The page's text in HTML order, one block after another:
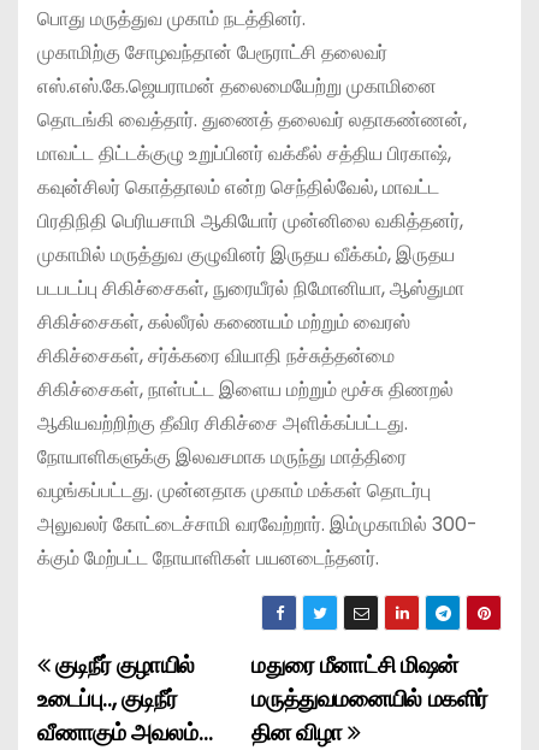
பொது மருத்துவ முகாம் நடத்தினர்.
முகாமிற்கு சோழவந்தான் பேரூராட்சி தலைவர்
எஸ்.எஸ்.கே.ஜெயராமன் தலைமையேற்று முகாமினை
தொடங்கி வைத்தார். துணைத் தலைவர் லதாகண்ணன்,
மாவட்ட திட்டக்குழு உறுப்பினர் வக்கீல் சத்திய பிரகாஷ்,
கவுன்சிலர் கொத்தாலம் என்ற செந்தில்வேல், மாவட்ட
பிரதிநிதி பெரியசாமி ஆகியோர் முன்னிலை வகித்தனர்,
முகாமில் மருத்துவ குழுவினர் இருதய வீக்கம், இருதய
படபடப்பு சிகிச்சைகள், நுரையீரல் நிமோனியா, ஆஸ்துமா
சிகிச்சைகள், கல்லீரல் கணையம் மற்றும் வைரஸ்
சிகிச்சைகள், சர்க்கரை வியாதி நச்சுத்தன்மை
சிகிச்சைகள், நாள்பட்ட இளைய மற்றும் மூச்சு திணறல்
ஆகியவற்றிற்கு தீவிர சிகிச்சை அளிக்கப்பட்டது.
நோயாளிகளுக்கு இலவசமாக மருந்து மாத்திரை
வழங்கப்பட்டது. முன்னதாக முகாம் மக்கள் தொடர்பு
அலுவலர் கோட்டைச்சாமி வரவேற்றார். இம்முகாமில் 300-
க்கும் மேற்பட்ட நோயாளிகள் பயனடைந்தனர்.
P
o
மதுரை மீனாட்சி மிஷன்
மருத்துவமனையில் மகளிர்
தின விழா
குடிநீர் குழாயில்
உடைப்பு.., குடிநீர்
வீணாகும் அவலம்…